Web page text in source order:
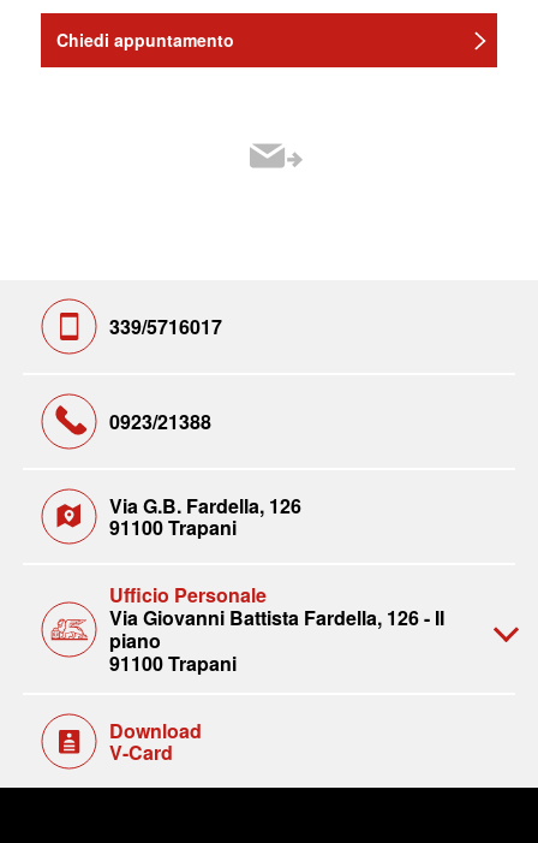
Chiedi appuntamento
339/5716017
0923/21388
Via G.B. Fardella, 126
91100 Trapani
Ufficio Personale
Via Giovanni Battista Fardella, 126 - II
piano
91100 Trapani
Download
V-Card